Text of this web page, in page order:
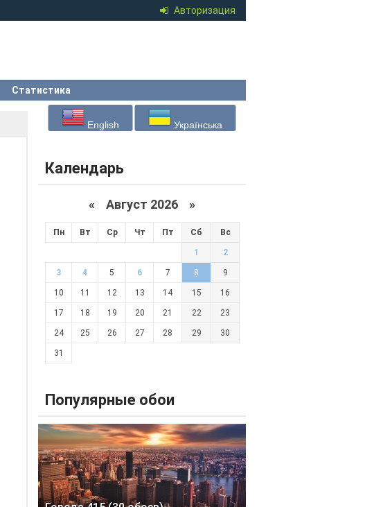
Авторизация
Статистика
English Українська
Календарь
« Август 2026 »
Пн Вт Ср Чт Пт Сб Вс
1 2
3 4 5 6 7 8 9
10 11 12 13 14 15 16
17 18 19 20 21 22 23
24 25 26 27 28 29 30
31
Популярные обои